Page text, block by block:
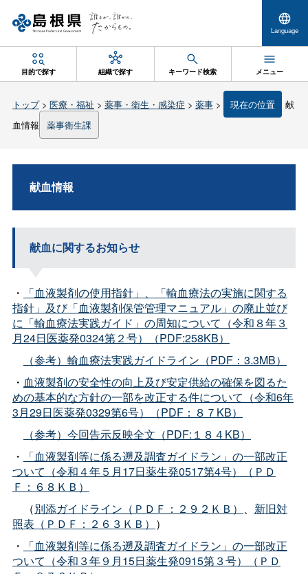
Language
目的で探す 組織で探す キーワード検索 メニュー
トップ> 医療・福祉 > 薬事・衛生・感染症 > 薬事> 現在の位置
献
血情報
薬事衛生課
献血情報
献血に関するお知らせ
・
「血液製剤の使用指針」、「輸血療法の実施に関する
指針」及び「血液製剤保管管理マニュアル」の廃止並び
に「輸血療法実践ガイド」の周知について（令和８年３
月24日医薬発0324第２号）（PDF:258KB）
（参考）輸血療法実践ガイドライン（PDF：3.3MB）
・ 血液製剤の安全性の向上及び安定供給の確保を図るた
めの基本的な方針の一部を改正する件について（令和6年
3月29日医薬発0329第6号）（PDF：８７KB）
（参考）今回告示反映全文（PDF:１８４KB）
・
「血液製剤等に係る遡及調査ガイドラン」の一部改正
ついて（令和４年５月17日薬生発0517第4号）（ＰＤ
Ｆ：６８ＫＢ）
（別添ガイドライン（ＰＤＦ：２９２ＫＢ）
新旧対
照表（ＰＤＦ：２６３ＫＢ） ）
・
「血液製剤等に係る遡及調査ガイドラン」の一部改正
ついて（令和３年９月15日薬生発0915第３号）（ＰＤ